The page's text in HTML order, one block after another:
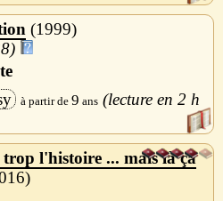
1999
9 2 h
trop l'histoire ... mais là ça